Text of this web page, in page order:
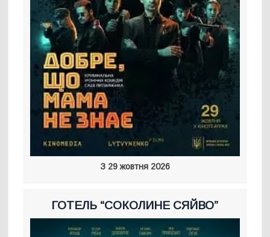
З 29 жовтня 2026
ГОТЕЛЬ “СОКОЛИНЕ СЯЙВО”